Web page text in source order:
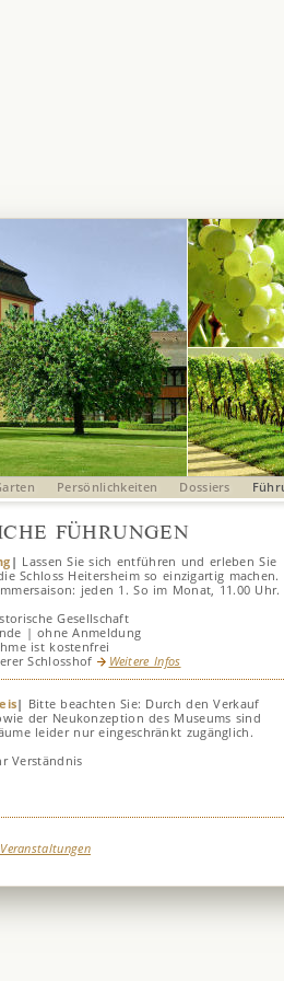
Persönlichkeiten Dossiers
FÜHRUNGEN
| Lassen Sie sich entführen und erleben Sie
Schloss Heitersheim so einzigartig machen.
jeden 1. So im Monat, 11.00 Uhr.
Gesellschaft
| ohne Anmeldung
ist kostenfrei
Schlosshof
Weitere Infos
| Bitte beachten Sie: Durch den Verkauf
der Neukonzeption des Museums sind
leider nur eingeschränkt zugänglich.
Verständnis